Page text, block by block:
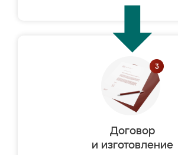
Договор
и изготовление